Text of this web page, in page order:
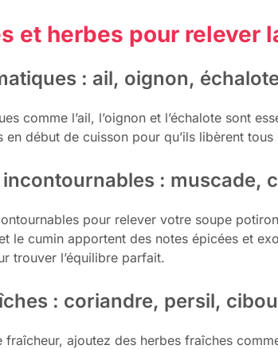
et herbes pour relever
: ail, oignon,
comme l’ail, l’oignon et l’échalote sont
en début de cuisson pour qu’ils libèrent tous
incontournables : muscade,
pour relever votre soupe
le cumin apportent des notes épicées et
trouver l’équilibre parfait.
: coriandre, persil,
fraîcheur, ajoutez des herbes fraîches